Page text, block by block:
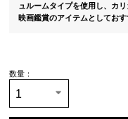
ュルームタイプを使用し、カ
映画鑑賞のアイテムとしておす